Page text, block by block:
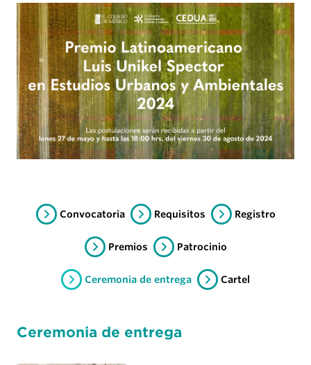
Convocatoria Requisitos Registro
Premios Patrocinio
Ceremonia de entrega Cartel
Ceremonia de entrega